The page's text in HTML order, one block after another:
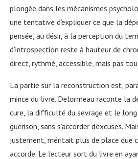
plongée dans les mécanismes
une tentative d’expliquer ce que la
pensée, au désir, à la perception du
d’introspection reste à hauteur de
direct, rythmé, accessible, mais pas
La partie sur la reconstruction est,
mince du livre. Delormeau raconte la
cure, la difficulté du sevrage et le
guérison, sans s’accorder d’excuses.
justement, méritait plus de place que
accorde. Le lecteur sort du livre en